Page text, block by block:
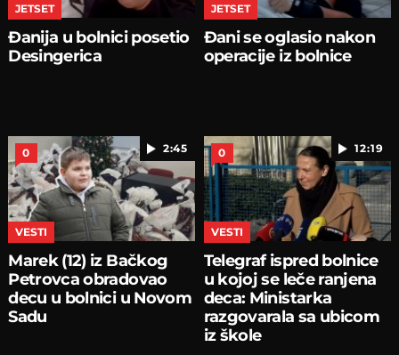
JETSET
Đanija u bolnici posetio
Desingerica
JETSET
Đani se oglasio nakon
operacije iz bolnice
2:45
0
VESTI
Marek (12) iz Bačkog
Petrovca obradovao
decu u bolnici u Novom
Sadu
12:19
0
VESTI
Telegraf ispred bolnice
u kojoj se leče ranjena
deca: Ministarka
razgovarala sa ubicom
iz škole